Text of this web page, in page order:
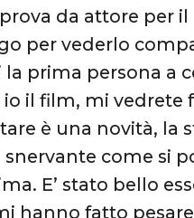
da attore per
per vederlo
prima persona a
il film, mi vedrete
è una novità, la
come si
E’ stato bello
hanno fatto